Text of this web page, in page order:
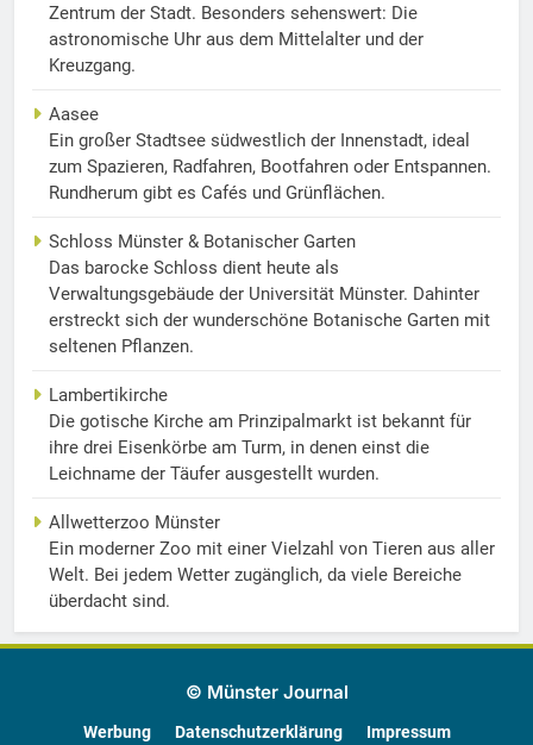
Zentrum der Stadt. Besonders sehenswert: Die
astronomische Uhr aus dem Mittelalter und der
Kreuzgang.
Aasee
Ein großer Stadtsee südwestlich der Innenstadt, ideal
zum Spazieren, Radfahren, Bootfahren oder Entspannen.
Rundherum gibt es Cafés und Grünflächen.
Schloss Münster & Botanischer Garten
Das barocke Schloss dient heute als
Verwaltungsgebäude der Universität Münster. Dahinter
erstreckt sich der wunderschöne Botanische Garten mit
seltenen Pflanzen.
Lambertikirche
Die gotische Kirche am Prinzipalmarkt ist bekannt für
ihre drei Eisenkörbe am Turm, in denen einst die
Leichname der Täufer ausgestellt wurden.
Allwetterzoo Münster
Ein moderner Zoo mit einer Vielzahl von Tieren aus aller
Welt. Bei jedem Wetter zugänglich, da viele Bereiche
überdacht sind.
© Münster Journal
Werbung Datenschutzerklärung Impressum